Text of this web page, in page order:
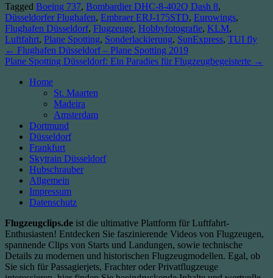
Tagged Boeing 737, Bombardier DHC-8-402Q Dash 8,
Düsseldorfer Flughafen, Embraer ERJ-175STD, Eurowings,
Flughafen Düsseldorf, Flugzeuge, Hobbyfotografie, KLM,
Luftfahrt, Plane Spotting, Sonderlackierung, SunExpress, TUI fly
Beitragsnavigation
← Flughafen Düsseldorf – Plane Spotting 2019
Plane Spotting Düsseldorf: Ein Paradies für Flugzeugbegeisterte →
Home
St. Maarten
Madeira
Amsterdam
Dortmund
Düsseldorf
Frankfurt
Skytrain Düsseldorf
Hubschrauber
Allgemein
Impressum
Datenschutz
Flugzeugclips.de ist die ultimative Plattform für Luftfahrt-
Enthusiasten! Entdecken Sie faszinierende Videos von Flugzeugen,
spannende Clips von Starts und Landungen, sowie technische
Details zu modernen und historischen Flugzeugmodellen. Egal, ob
Sie sich für Passagierjets, Frachter oder Privatflugzeuge